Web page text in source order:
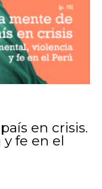
en crisis.
fe en el